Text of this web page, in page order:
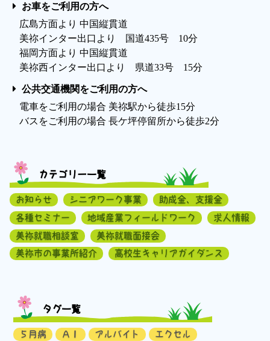
お車をご利用の方へ
広島方面より 中国縦貫道
美祢インター出口より 国道435号 10分
福岡方面より 中国縦貫道
美祢西インター出口より 県道33号 15分
公共交通機関をご利用の方へ
電車をご利用の場合 美祢駅から徒歩15分
バスをご利用の場合 長ケ坪停留所から徒歩2分
カテゴリー一覧
お知らせ シニアワーク事業
助成金、支援金
各種セミナー
地域産業フィールドワーク
求人情報
美祢就職相談室
美祢就職面接会
美祢市の事業所紹介
高校生キャリアガイダンス
タグ一覧
５月病 ＡＩ アルバイト
エクセル